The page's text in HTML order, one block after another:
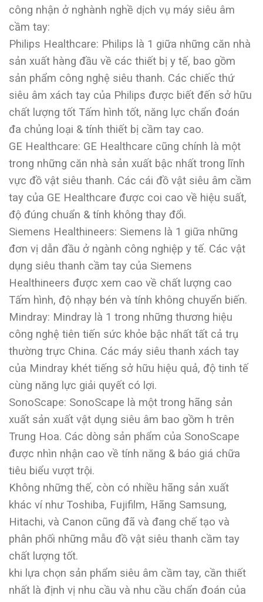
công nhận ở nghành nghề dịch vụ máy siêu âm
cầm tay:
Philips Healthcare: Philips là 1 giữa những căn nhà
sản xuất hàng đầu về các thiết bị y tế, bao gồm
sản phẩm công nghệ siêu thanh. Các chiếc thứ
siêu âm xách tay của Philips được biết đến sở hữu
chất lượng tốt Tấm hình tốt, năng lực chẩn đoán
đa chủng loại & tính thiết bị cầm tay cao.
GE Healthcare: GE Healthcare cũng chính là một
trong những căn nhà sản xuất bậc nhất trong lĩnh
vực đồ vật siêu thanh. Các cái đồ vật siêu âm cầm
tay của GE Healthcare được coi cao về hiệu suất,
độ đúng chuẩn & tính không thay đổi.
Siemens Healthineers: Siemens là 1 giữa những
đơn vị dẫn đầu ở ngành công nghiệp y tế. Các vật
dụng siêu thanh cầm tay của Siemens
Healthineers được xem cao về chất lượng cao
Tấm hình, độ nhạy bén và tính không chuyển biến.
Mindray: Mindray là 1 trong những thương hiệu
công nghệ tiên tiến sức khỏe bậc nhất tất cả trụ
thường trực China. Các máy siêu thanh xách tay
của Mindray khét tiếng sở hữu hiệu quả, độ tinh tế
cùng năng lực giải quyết có lợi.
SonoScape: SonoScape là một trong hãng sản
xuất sản xuất vật dụng siêu âm bao gồm h trên
Trung Hoa. Các dòng sản phẩm của SonoScape
được nhìn nhận cao về tính năng & báo giá chữa
tiêu biểu vượt trội.
Không những thế, còn có nhiều hãng sản xuất
khác ví như Toshiba, Fujifilm, Hãng Samsung,
Hitachi, và Canon cũng đã và đang chế tạo và
phân phối những mẫu đồ vật siêu thanh cầm tay
chất lượng tốt.
khi lựa chọn sản phẩm siêu âm cầm tay, cần thiết
nhất là định vị nhu cầu và nhu cầu chẩn đoán của